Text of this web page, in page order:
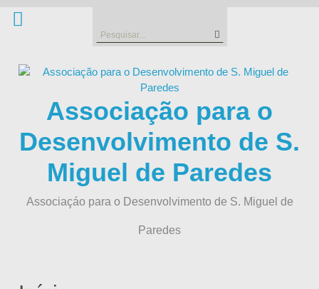
Search
Associação para o
Desenvolvimento de S.
Miguel de Paredes
Associaçáo para o Desenvolvimento de S. Miguel de
Paredes